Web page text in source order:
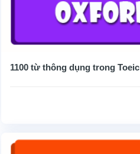
1100 từ thông dụng trong Toeic